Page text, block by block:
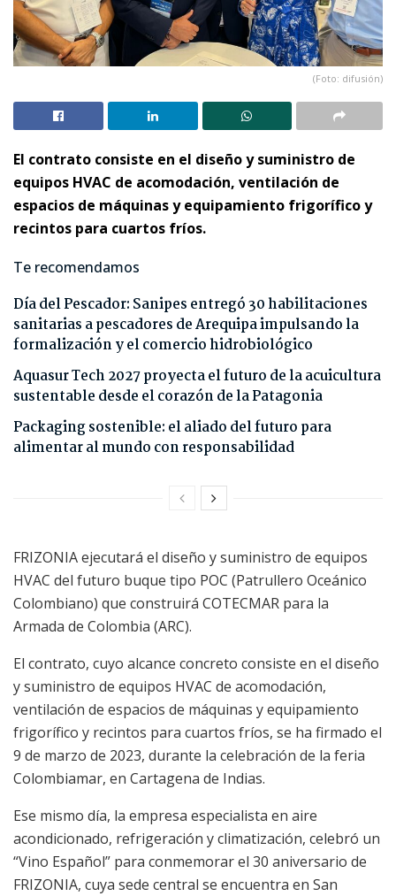
(Foto: difusión)
El contrato consiste en el diseño y suministro de
equipos HVAC de acomodación, ventilación de
espacios de máquinas y equipamiento frigorífico y
recintos para cuartos fríos.
Te recomendamos
Día del Pescador: Sanipes entregó 30 habilitaciones
sanitarias a pescadores de Arequipa impulsando la
formalización y el comercio hidrobiológico
Aquasur Tech 2027 proyecta el futuro de la acuicultura
sustentable desde el corazón de la Patagonia
Packaging sostenible: el aliado del futuro para
alimentar al mundo con responsabilidad
FRIZONIA ejecutará el diseño y suministro de equipos
HVAC del futuro buque tipo POC (Patrullero Oceánico
Colombiano) que construirá COTECMAR para la
Armada de Colombia (ARC).
El contrato, cuyo alcance concreto consiste en el diseño
y suministro de equipos HVAC de acomodación,
ventilación de espacios de máquinas y equipamiento
frigorífico y recintos para cuartos fríos, se ha firmado el
9 de marzo de 2023, durante la celebración de la feria
Colombiamar, en Cartagena de Indias.
Ese mismo día, la empresa especialista en aire
acondicionado, refrigeración y climatización, celebró un
“Vino Español” para conmemorar el 30 aniversario de
FRIZONIA, cuya sede central se encuentra en San